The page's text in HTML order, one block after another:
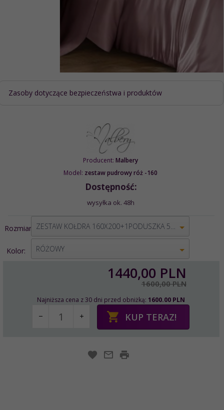
Zasoby dotyczące bezpieczeństwa i produktów
Producent: Malbery
Model: zestaw pudrowy róż -160
Dostępność:
wysyłka ok. 48h
Rozmiar: ZESTAW KOŁDRA 160X200+1PODUSZKA 50X70
Kolor:
options[2]
RÓŻOWY
1440,00 PLN
1600,00 PLN
Najniższa cena z 30 dni przed obniżką: 1600.00 PLN
KUP TERAZ!